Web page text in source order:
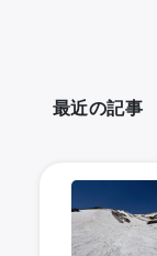
最近の記事